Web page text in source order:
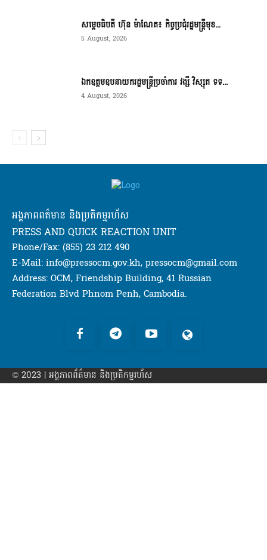
សម្ដេចធិបតី ហ៊ុន ម៉ាណែត៖ កិច្ចប្រជុំរដ្ឋមន្ត្រីមុខ...
5 August, 2026
ឯកឧត្តមឧបនាយករដ្ឋមន្ត្រីប្រចាំការ វង្សី វិស្សុត ទទ...
4 August, 2026
អង្គភាពពត៌មាន និងប្រតិកម្មរហ័ស
PRESS AND QUICK REACTION UNIT
Phone/Fax: (855) 23 212 490
E-Mail: info@pressocm.gov.kh, pressocm@gmail.com
Address: OCM, Friendship Building, 41 Russian
Federation Blvd Phnom Penh, Cambodia.
© 2023 | អង្គភាព​ព័ត៌មាន​ និងប្រតិកម្មរហ័ស